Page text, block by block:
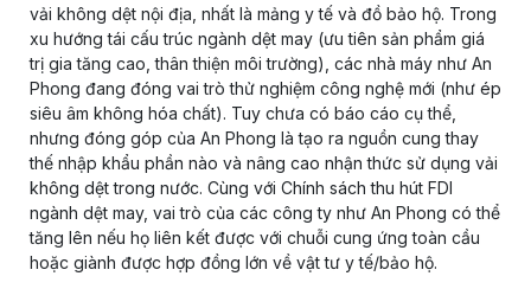
vải không dệt nội địa, nhất là mảng y tế và đồ bảo hộ. Trong
xu hướng tái cấu trúc ngành dệt may (ưu tiên sản phẩm giá
trị gia tăng cao, thân thiện môi trường), các nhà máy như An
Phong đang đóng vai trò thử nghiệm công nghệ mới (như ép
siêu âm không hóa chất). Tuy chưa có báo cáo cụ thể,
nhưng đóng góp của An Phong là tạo ra nguồn cung thay
thế nhập khẩu phần nào và nâng cao nhận thức sử dụng vải
không dệt trong nước. Cùng với Chính sách thu hút FDI
ngành dệt may, vai trò của các công ty như An Phong có thể
tăng lên nếu họ liên kết được với chuỗi cung ứng toàn cầu
hoặc giành được hợp đồng lớn về vật tư y tế/bảo hộ.